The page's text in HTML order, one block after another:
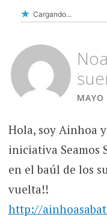
Cargando...
Hola, soy Ainhoa
iniciativa Seamos
en el baúl de los
vuelta!!
http://